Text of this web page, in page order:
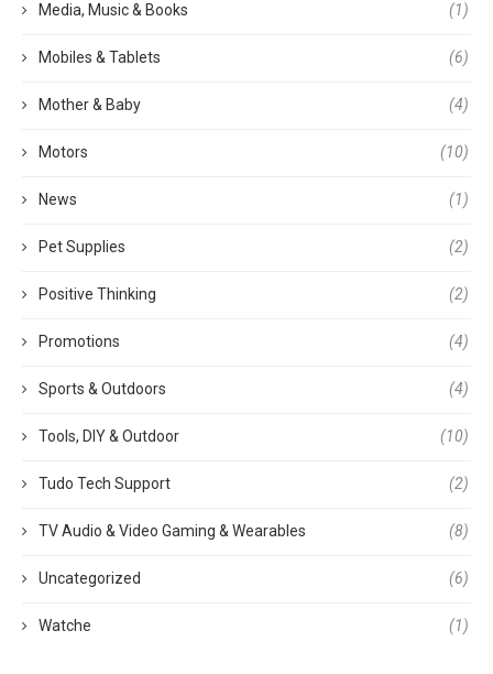
Media, Music & Books (1)
Mobiles & Tablets (6)
Mother & Baby (4)
Motors (10)
News (1)
Pet Supplies (2)
Positive Thinking (2)
Promotions (4)
Sports & Outdoors (4)
Tools, DIY & Outdoor (10)
Tudo Tech Support (2)
TV Audio & Video Gaming & Wearables (8)
Uncategorized (6)
Watche (1)